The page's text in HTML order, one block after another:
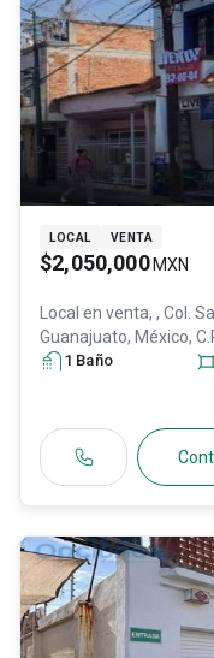
LOCAL VENTA
$2,050,000 MXN
Local en venta, , Col.
Guanajuato, México,
1 Baño